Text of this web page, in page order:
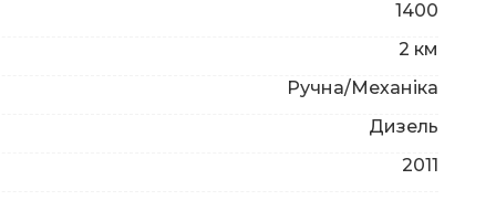
1400
2 км
Ручна/Механіка
Дизель
2011